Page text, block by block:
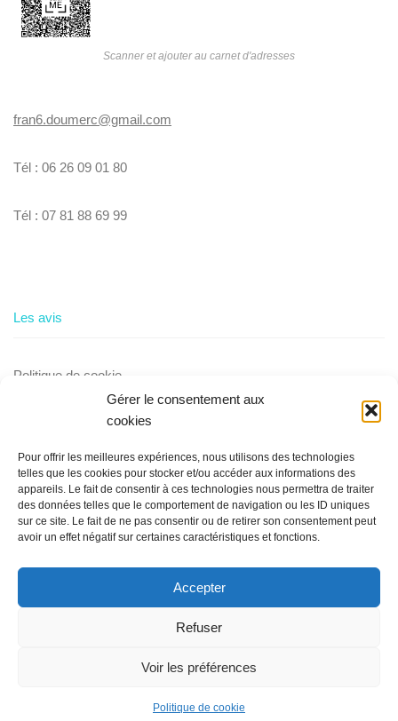
Gérer le consentement aux
cookies
Pour offrir les meilleures expériences, nous utilisons des technologies
telles que les cookies pour stocker et/ou accéder aux informations des
appareils. Le fait de consentir à ces technologies nous permettra de traiter
des données telles que le comportement de navigation ou les ID uniques
sur ce site. Le fait de ne pas consentir ou de retirer son consentement peut
avoir un effet négatif sur certaines caractéristiques et fonctions.
Accepter
Refuser
Voir les préférences
Politique de cookie
Scanner et ajouter au carnet d'adresses
fran6.doumerc@gmail.com
Tél : 06 26 09 01 80
Tél : 07 81 88 69 99
Les avis
Politique de cookie
Villa à louer au Cap d'Agde
Appartement Eleuthera - Cap d'Agde © 2026. Tous droits